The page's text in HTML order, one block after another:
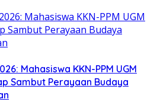
Mahasiswa KKN-PPM UGM
Sambut Perayaan Budaya